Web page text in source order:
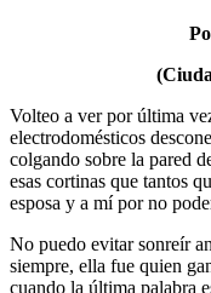
Volteo a ver por última
electrodomésticos
colgando sobre la pared
esas cortinas que tantos
esposa y a mí por no
No puedo evitar sonreír
siempre, ella fue quien
cuando la última palabra